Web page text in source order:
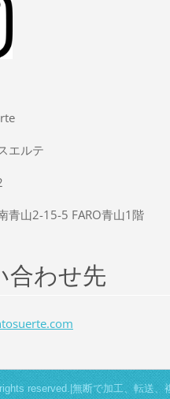
エルテ
青山2-15-5 FARO青山1階
合わせ先
te.com
reserved.|無断で加工、転送、